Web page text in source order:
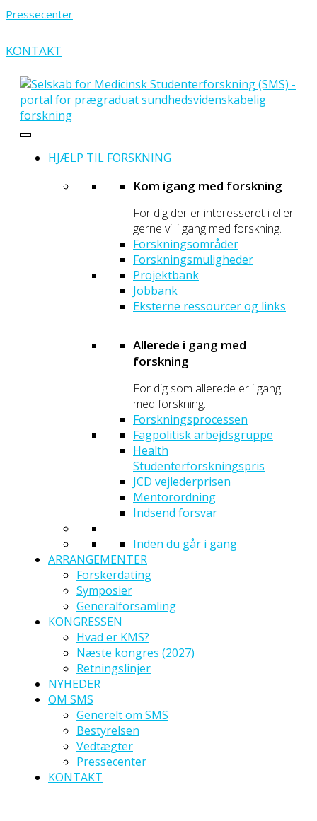
Pressecenter
KONTAKT
HJÆLP TIL FORSKNING
Kom igang med forskning
For dig der er interesseret i eller
gerne vil i gang med forskning.
Forskningsområder
Forskningsmuligheder
Projektbank
Jobbank
Eksterne ressourcer og links
Allerede i gang med
forskning
For dig som allerede er i gang
med forskning.
Forskningsprocessen
Fagpolitisk arbejdsgruppe
Health
Studenterforskningspris
JCD vejlederprisen
Mentorordning
Indsend forsvar
Inden du går i gang
ARRANGEMENTER
Forskerdating
Symposier
Generalforsamling
KONGRESSEN
Hvad er KMS?
Næste kongres (2027)
Retningslinjer
NYHEDER
OM SMS
Generelt om SMS
Bestyrelsen
Vedtægter
Pressecenter
KONTAKT